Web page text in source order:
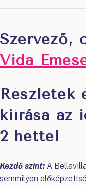
Szervező,
Vida
Részletek
kiírása az
2 héttel
Kezdő szint: A
semmilyen